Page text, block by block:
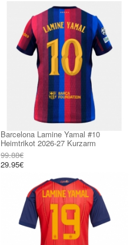
Barcelona Lamine Yamal #10
Heimtrikot 2026-27 Kurzarm
99.88€
29.95€